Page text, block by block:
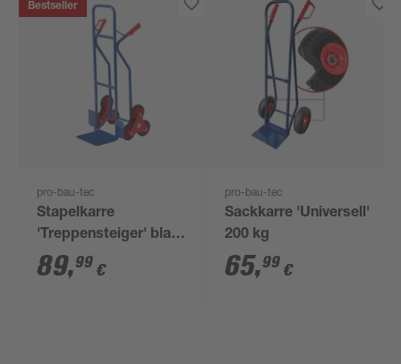
Bestseller
pro-bau-tec
Stapelkarre
'Treppensteiger' blau
maximal 150 kg
89,99 €
pro-bau-tec
Sackkarre 'Universell'
200 kg
65,99 €